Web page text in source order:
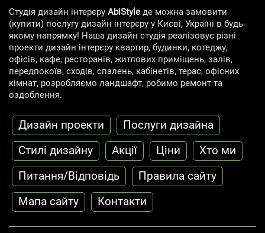
Студія дизайн інтерєру AbiStyle де можна замовити
(купити) послугу дизайн інтерєру у Києві, Україні в будь-
якому напрямку! Наша дизайн студія реалізовує різні
проекти дизайн інтерєру квартир, будинки, котеджу,
офісів, кафе, ресторанів, житлових приміщень, залів,
передпокоїв, сходів, спалень, кабінетів, терас, офісних
кімнат, розробляємо ландшафт, робимо ремонт та
оздоблення.
Дизайн проекти
Послуги дизайна
Cтилі дизайну
Акції Ціни
Хто ми
Питання/Відповідь
Правила сайту
Мапа сайту
Контакти